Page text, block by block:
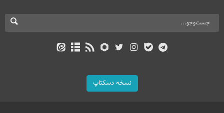
نسخه دسکتاپ